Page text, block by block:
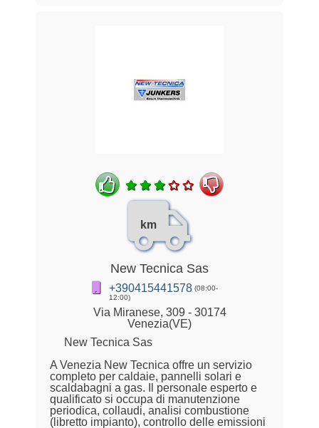
km
New Tecnica Sas
+390415441578 (08:00-
12:00)
Via Miranese, 309 - 30174
Venezia(VE)
New Tecnica Sas
A Venezia New Tecnica offre un servizio
completo per caldaie, pannelli solari e
scaldabagni a gas. Il personale esperto e
qualificato si occupa di manutenzione
periodica, collaudi, analisi combustione
(libretto impianto), controllo delle emissioni